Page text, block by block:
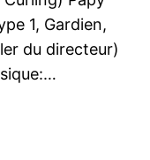
1, Gardien,
du directeur)